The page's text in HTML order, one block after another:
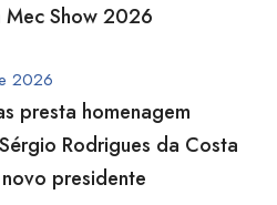
Mec Show 2026
2026
presta homenagem
Rodrigues da Costa
presidente